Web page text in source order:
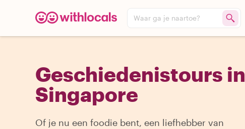
Waar ga je naartoe?
Geschiedenistours in
Singapore
Of je nu een foodie bent, een liefhebber van